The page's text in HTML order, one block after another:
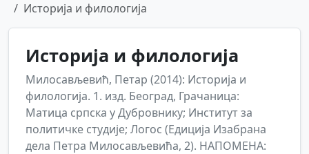
Историја и филологија
Историја и филологија
Милосављевић, Петар (2014): Историја и
филологија. 1. изд. Београд, Грачаница:
Матица српска у Дубровнику; Институт за
политичке студије; Логос (Едиција Изабрана
дела Петра Милосављевића, 2). НАПОМЕНА: